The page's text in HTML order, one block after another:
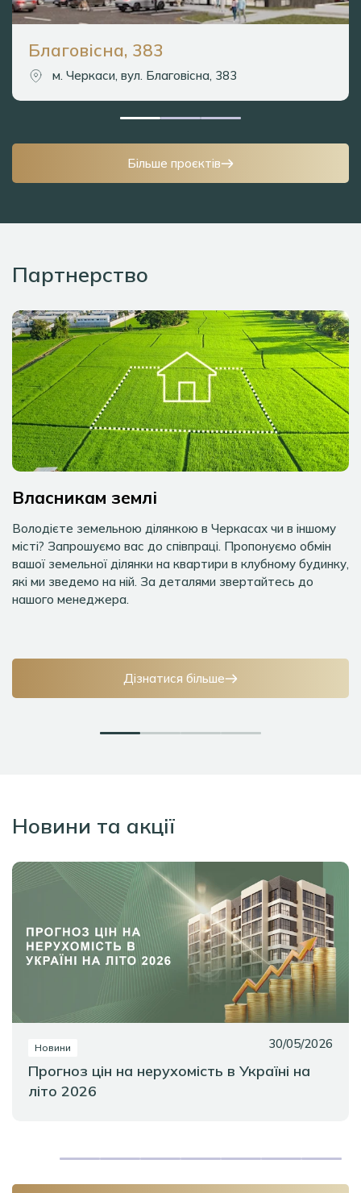
Більше проєктів
Благовісна, 383
м. Черкаси, вул. Благовісна, 383
Партнерство
Власникам землі
Володієте земельною ділянкою в Черкасах чи в іншому
місті? Запрошуємо вас до співпраці. Пропонуємо обмін
вашої земельної ділянки на квартири в клубному будинку,
які ми зведемо на ній. За деталями звертайтесь до
нашого менеджера.
Дізнатися більше
Дізнатися більше
Дізнатися більше
Дізнатися більше
Новини та акції
Новини 30/05/2026
Прогноз цін на нерухомість в Україні на
літо 2026